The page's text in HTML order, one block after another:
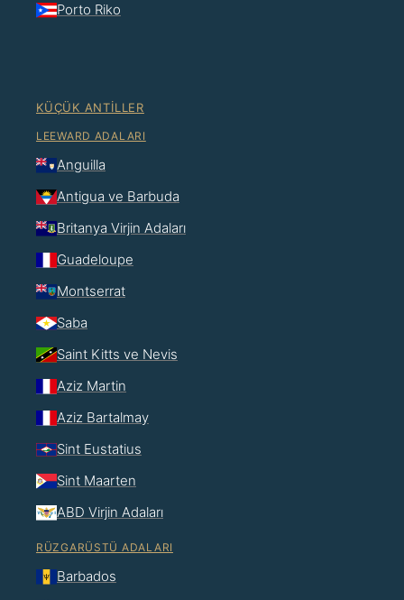
Porto Riko
KÜÇÜK ANTILLER
LEEWARD ADALARI
Anguilla
Antigua ve Barbuda
Britanya Virjin Adaları
Guadeloupe
Montserrat
Saba
Saint Kitts ve Nevis
Aziz Martin
Aziz Bartalmay
Sint Eustatius
Sint Maarten
ABD Virjin Adaları
RÜZGARÜSTÜ ADALARI
Barbados